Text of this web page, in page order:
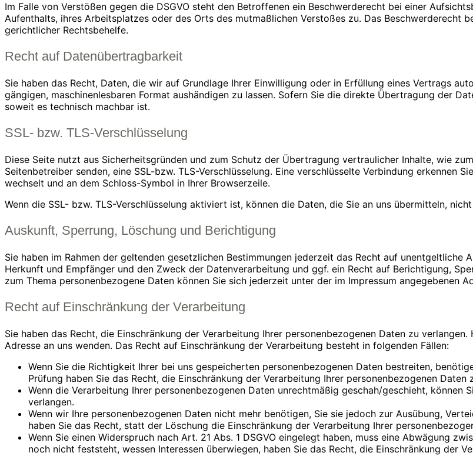
Im Falle von Verstößen gegen die DSGVO steht den Betroffenen ein Beschwerderecht bei einer
Aufenthalts, ihres Arbeitsplatzes oder des Orts des mutmaßlichen Verstoßes zu. Das Beschwerderecht
gerichtlicher Rechtsbehelfe.
Recht auf Datenübertragbarkeit
Sie haben das Recht, Daten, die wir auf Grundlage Ihrer Einwilligung oder in Erfüllung eines Vertrags
gängigen, maschinenlesbaren Format aushändigen zu lassen. Sofern Sie die direkte Übertragung der
soweit es technisch machbar ist.
SSL- bzw. TLS-Verschlüsselung
Diese Seite nutzt aus Sicherheitsgründen und zum Schutz der Übertragung vertraulicher Inhalte, wie
Seitenbetreiber senden, eine SSL-bzw. TLS-Verschlüsselung. Eine verschlüsselte Verbindung erkennen
wechselt und an dem Schloss-Symbol in Ihrer Browserzeile.
Wenn die SSL- bzw. TLS-Verschlüsselung aktiviert ist, können die Daten, die Sie an uns übermitteln,
Auskunft, Sperrung, Löschung und Berichtigung
Sie haben im Rahmen der geltenden gesetzlichen Bestimmungen jederzeit das Recht auf
Herkunft und Empfänger und den Zweck der Datenverarbeitung und ggf. ein Recht auf Berichtigung,
zum Thema personenbezogene Daten können Sie sich jederzeit unter der im Impressum angegebenen
Recht auf Einschränkung der Verarbeitung
Sie haben das Recht, die Einschränkung der Verarbeitung Ihrer personenbezogenen Daten zu
Adresse an uns wenden. Das Recht auf Einschränkung der Verarbeitung besteht in folgenden Fällen:
Wenn Sie die Richtigkeit Ihrer bei uns gespeicherten personenbezogenen Daten bestreiten,
Prüfung haben Sie das Recht, die Einschränkung der Verarbeitung Ihrer personenbezogenen Daten
Wenn die Verarbeitung Ihrer personenbezogenen Daten unrechtmäßig geschah/geschieht,
verlangen.
Wenn wir Ihre personenbezogenen Daten nicht mehr benötigen, Sie sie jedoch zur Ausübung,
haben Sie das Recht, statt der Löschung die Einschränkung der Verarbeitung Ihrer
Wenn Sie einen Widerspruch nach Art. 21 Abs. 1 DSGVO eingelegt haben, muss eine Abwägung
noch nicht feststeht, wessen Interessen überwiegen, haben Sie das Recht, die Einschränkung der